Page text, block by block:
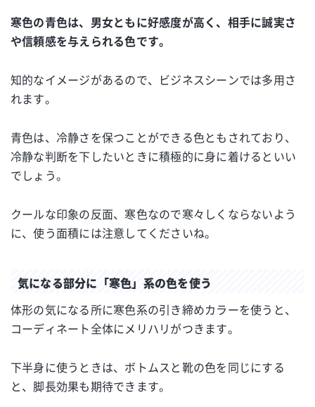
寒色の青色は、男女ともに好感度が高く、相手に誠実さ
や信頼感を与えられる色です。
知的なイメージがあるので、ビジネスシーンでは多用さ
れます。
青色は、冷静さを保つことができる色ともされており、
冷静な判断を下したいときに積極的に身に着けるといい
でしょう。
クールな印象の反面、寒色なので寒々しくならないよう
に、使う面積には注意してくださいね。
気になる部分に「寒色」系の色を使う
体形の気になる所に寒色系の引き締めカラーを使うと、
コーディネート全体にメリハリがつきます。
下半身に使うときは、ボトムスと靴の色を同じにする
と、脚長効果も期待できます。